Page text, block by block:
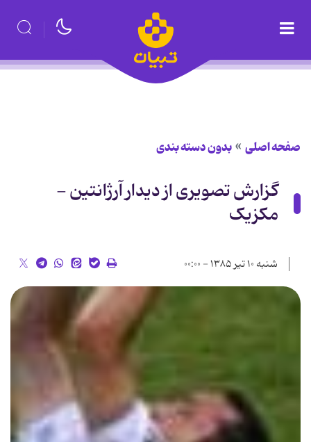
صفحه اصلی بدون دسته بندی
گزارش تصویری از دیدار آرژانتین -
مکزیک
شنبه ۱۰ تیر ۱۳۸۵ - ۰۰:۰۰